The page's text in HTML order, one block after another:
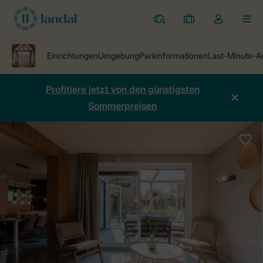
Ferienparks
Meine
Dropdown-
öffnen
Profitiere jetzt von den günstigsten
Sommerpreisen